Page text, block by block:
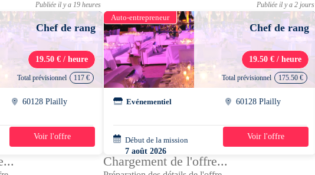
Publiée il y a 19 heures
Chef de rang
19.50 € / heure
Total prévisionnel 117 €
60128 Plailly
1 jour
Voir l'offre
Publiée il y a 2 jours
Auto-entrepreneur
Chef de rang
19.50 € / heure
Total prévisionnel 175.50 €
Evénementiel 60128 Plailly
Début de la mission
7 août 2026
07h30 - 16h30
1 jour
Voir l'offre
Chargement de l'offre...